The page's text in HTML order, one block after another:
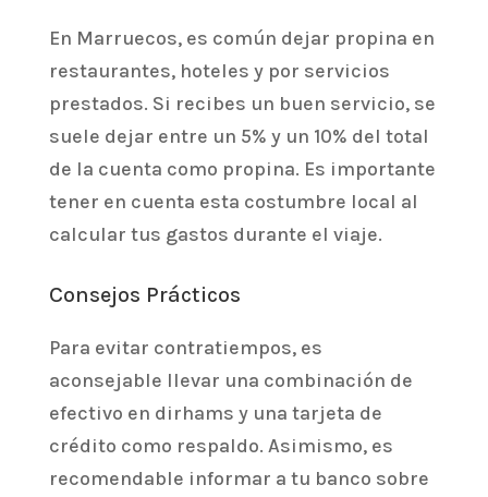
En Marruecos, es común dejar propina en
restaurantes, hoteles y por servicios
prestados. Si recibes un buen servicio, se
suele dejar entre un 5% y un 10% del total
de la cuenta como propina. Es importante
tener en cuenta esta costumbre local al
calcular tus gastos durante el viaje.
Consejos Prácticos
Para evitar contratiempos, es
aconsejable llevar una combinación de
efectivo en dirhams y una tarjeta de
crédito como respaldo. Asimismo, es
recomendable informar a tu banco sobre